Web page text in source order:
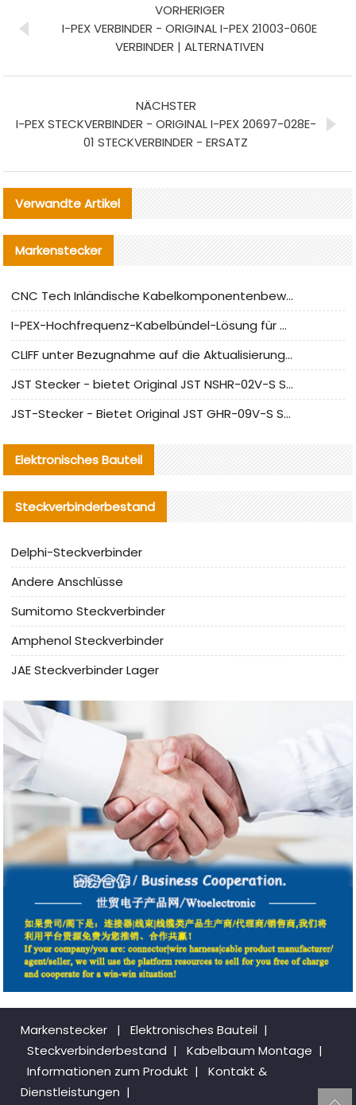
VORHERIGER
I-PEX VERBINDER - ORIGINAL I-PEX 21003-060E
VERBINDER | ALTERNATIVEN
NÄCHSTER
I-PEX STECKVERBINDER - ORIGINAL I-PEX 20697-028E-
01 STECKVERBINDER - ERSATZ
Verwandte Artikel
Markenstecker
CNC Tech Inländische Kabelkomponentenbewertung und Massenproduktionsanpassungsanleitung
I-PEX-Hochfrequenz-Kabelbündel-Lösung für die heimische Produktion analysiert
CLIFF unter Bezugnahme auf die Aktualisierung der chinesischen Stecker-Testnormen
JST Stecker - bietet Original JST NSHR-02V-S Stecker und Ersatzteile an
JST-Stecker - Bietet Original JST GHR-09V-S Stecker und Ersatzteile an
Elektronisches Bauteil
Steckverbinderbestand
Delphi-Steckverbinder
Andere Anschlüsse
Sumitomo Steckverbinder
Amphenol Steckverbinder
JAE Steckverbinder Lager
Markenstecker | Elektronisches Bauteil |
Steckverbinderbestand | Kabelbaum Montage |
Informationen zum Produkt |
Kontakt &
Dienstleistungen |